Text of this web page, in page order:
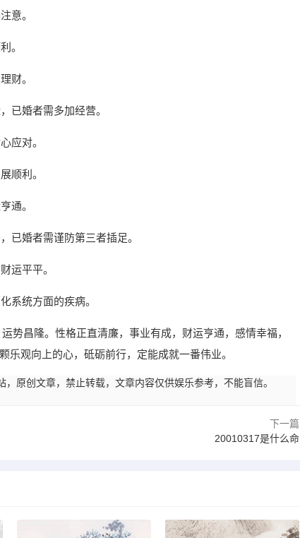
意。
。
财。
已婚者需多加经营。
应对。
顺利。
通。
已婚者需谨防第三者插足。
运平平。
系统方面的疾病。
势昌隆。性格正直清廉，事业有成，财运亨通，感情幸福，
观向上的心，砥砺前行，定能成就一番伟业。
原创文章，禁止转载，文章内容仅供娱乐参考，不能盲信。
下一篇
20010317是什么命